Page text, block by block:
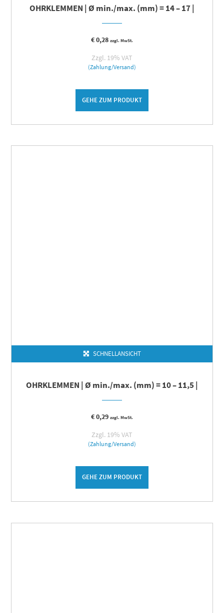
OHRKLEMMEN | Ø min./max. (mm) = 14 – 17 |
€0,28 zzgl. MwSt.
Zzgl. 19% VAT
(Zahlung/Versand)
GEHE ZUM PRODUKT
SCHNELLANSICHT
OHRKLEMMEN | Ø min./max. (mm) = 10 – 11,5 |
€0,29 zzgl. MwSt.
Zzgl. 19% VAT
(Zahlung/Versand)
GEHE ZUM PRODUKT